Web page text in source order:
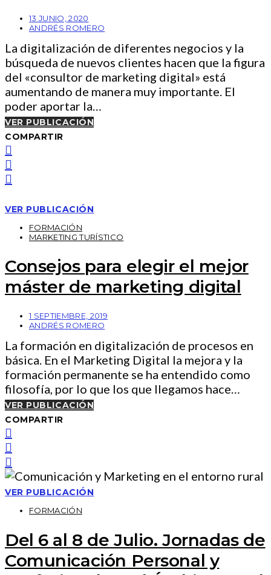
13 JUNIO, 2020
ANDRÉS ROMERO
La digitalización de diferentes negocios y la
búsqueda de nuevos clientes hacen que la figura
del «consultor de marketing digital» está
aumentando de manera muy importante. El
poder aportar la…
VER PUBLICACIÓN
COMPARTIR
VER PUBLICACIÓN
FORMACIÓN
MARKETING TURÍSTICO
Consejos para elegir el mejor
máster de marketing digital
1 SEPTIEMBRE, 2019
ANDRÉS ROMERO
La formación en digitalización de procesos en
básica. En el Marketing Digital la mejora y la
formación permanente se ha entendido como
filosofía, por lo que los que llegamos hace…
VER PUBLICACIÓN
COMPARTIR
VER PUBLICACIÓN
FORMACIÓN
Del 6 al 8 de Julio. Jornadas de
Comunicación Personal y